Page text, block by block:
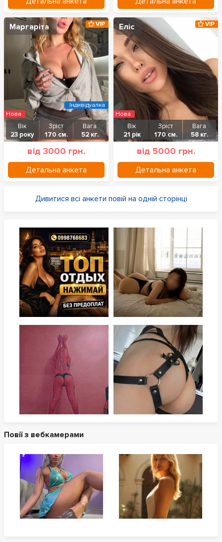
Маргаріта
Вік
23 року
Зріст
170 см.
Вага
52 кг.
від 3000 грн.
Детальна анкета
VIP
Нова
Індивідуалка
Еліс
Вік
21 рік
Зріст
170 см.
Вага
58 кг.
від 5000 грн.
Детальна анкета
VIP
Нова
Дивитися всі анкети повій на одній сторінці
Повії з вебкамерами